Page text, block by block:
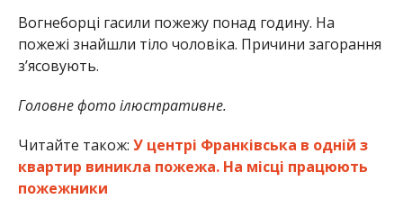
Вогнеборці гасили пожежу понад годину. На
пожежі знайшли тіло чоловіка. Причини загорання
з’ясовують.
Головне фото ілюстративне.
Читайте також: У центрі Франківська в одній з
квартир виникла пожежа. На місці працюють
пожежники